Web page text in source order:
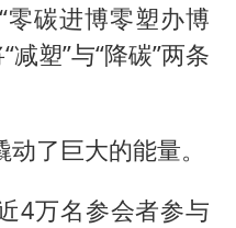
碳进博零塑办博
减塑”与“降碳”两条
了巨大的能量。
4万名参会者参与